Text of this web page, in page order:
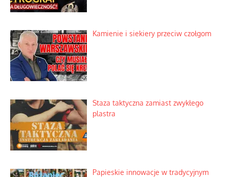
Kamienie i siekiery przeciw czołgom
Staza taktyczna zamiast zwykłego
plastra
Papieskie innowacje w tradycyjnym